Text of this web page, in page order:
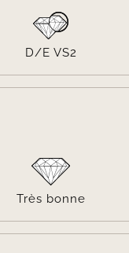
D/E VS2
Très bonne